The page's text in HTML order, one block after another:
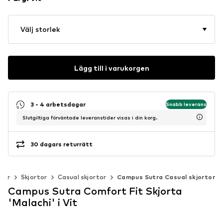
Välj storlek
Lägg till i varukorgen
3 - 4 arbetsdagar Snabb leverans
Slutgiltiga förväntade leveranstider visas i din korg.
30 dagars returrätt
Skjortor Casual skjortor Campus Sutra Casual skjortor
Campus Sutra Comfort Fit Skjorta
'Malachi' i Vit